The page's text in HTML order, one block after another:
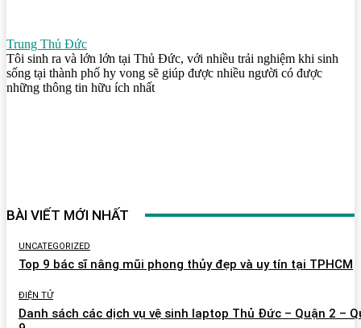
Trung Thủ Đức
Tôi sinh ra và lớn lớn tại Thủ Đức, với nhiều trải nghiệm khi sinh
sống tại thành phố hy vong sẽ giúp được nhiều người có được
những thông tin hữu ích nhất
BÀI VIẾT MỚI NHẤT
UNCATEGORIZED
Top 9 bác sĩ nâng mũi phong thủy đẹp và uy tín tại TPHCM
ĐIỆN TỬ
Danh sách các dịch vụ vệ sinh laptop Thủ Đức – Quận 2 –